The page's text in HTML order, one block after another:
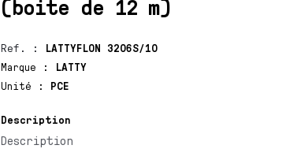
(boite de 12 m)
Ref. :
LATTYFLON 3206S/10
Marque
:
LATTY
Unité
: PCE
Description
Description